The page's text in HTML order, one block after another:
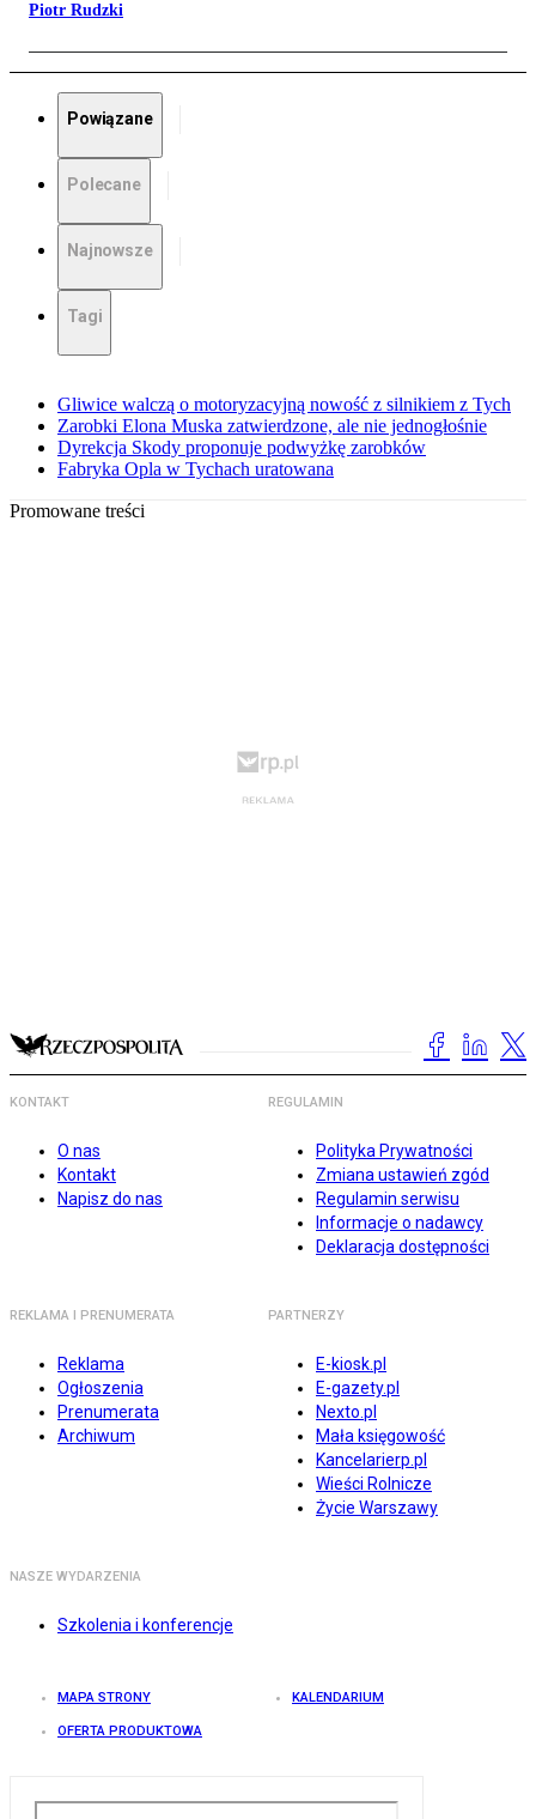
Piotr Rudzki
Powiązane
Polecane
Najnowsze
Tagi
Gliwice walczą o motoryzacyjną nowość z silnikiem z Tych
Zarobki Elona Muska zatwierdzone, ale nie jednogłośnie
Dyrekcja Skody proponuje podwyżkę zarobków
Fabryka Opla w Tychach uratowana
Promowane treści
KONTAKT
O nas
Kontakt
Napisz do nas
REGULAMIN
Polityka Prywatności
Zmiana ustawień zgód
Regulamin serwisu
Informacje o nadawcy
Deklaracja dostępności
REKLAMA I PRENUMERATA
Reklama
Ogłoszenia
Prenumerata
Archiwum
PARTNERZY
E-kiosk.pl
E-gazety.pl
Nexto.pl
Mała księgowość
Kancelarierp.pl
Wieści Rolnicze
Życie Warszawy
NASZE WYDARZENIA
Szkolenia i konferencje
MAPA STRONY KALENDARIUM
OFERTA PRODUKTOWA